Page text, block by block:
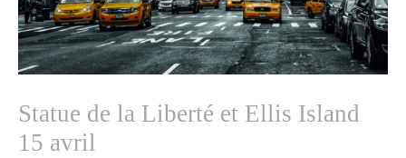
Statue de la Liberté et Ellis Island
15 avril